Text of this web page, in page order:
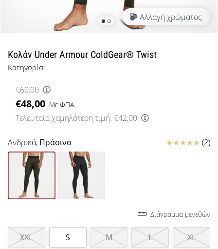
μπάσκετ
όπως
εμείς;
μαζί
μας
ως
πρεσβευτής
μάρκας
μας.
Εμφάνιση
Αλλαγή χρώματος
Κολάν Under Armour ColdGear® Twist
Κατηγορία:
€60,00
€48,00 Με ΦΠΑ
Τελευταία χαμηλότερη τιμή: €42,00
Ανδρικά, Πράσινο Κριτικές (2)
Διάγραμμα μεγεθών
XXL S M L XL